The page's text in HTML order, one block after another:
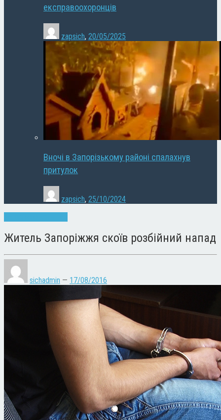
експравоохоронців
zapsich, 20/05/2025
Вночі в Запорізькому районі спалахнув
притулок
zapsich, 25/10/2024
Житель Запоріжжя скоїв розбійний напад
sichadmin — 17/08/2016